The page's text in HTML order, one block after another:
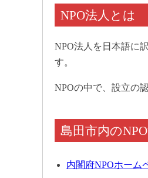
NPO法人とは
NPO法人を日本語に
す。
NPOの中で、設立の
島田市内の
内閣府NPOホーム